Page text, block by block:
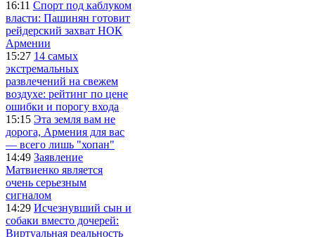
16:11 Спорт под каблуком
власти: Пашинян готовит
рейдерский захват НОК
Армении
15:27 14 самых
экстремальных
развлечений на свежем
воздухе: рейтинг по цене
ошибки и порогу входа
15:15 Эта земля вам не
дорога, Армения для вас
— всего лишь "хопан"
14:49 Заявление
Матвиенко является
очень серьезным
сигналом
14:29 Исчезнувший сын и
собаки вместо дочерей:
Виртуальная реальность